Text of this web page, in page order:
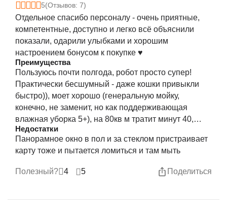
5(Отзывов: 7)
Отдельное спасибо персоналу - очень приятные,
компетентные, доступно и легко всё объяснили
показали, одарили улыбками и хорошим
настроением бонусом к покупке ♥️
Преимущества
Пользуюсь почти полгода, робот просто супер!
Практически бесшумный - даже кошки привыкли
быстро)), моет хорошо (генеральную мойку,
конечно, не заменит, но как поддерживающая
влажная уборка 5+), на 80кв м тратит минут 40,
ковер пылесосит на 5, удобное приложение, можно
выбрать нужную зону
Недостатки
Панорамное окно в пол и за стеклом пристраивает
карту тоже и пытается ломиться и там мыть
Полезный? 4 5 Поделиться